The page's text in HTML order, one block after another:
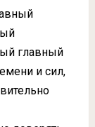
главный
и сил,